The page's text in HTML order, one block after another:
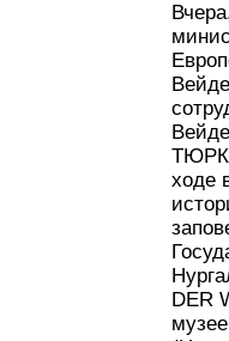
ходе
DER